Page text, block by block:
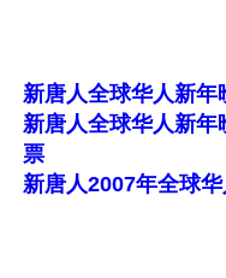
新唐人全球华人新年
新唐人全球华人新
票
新唐人2007年全球